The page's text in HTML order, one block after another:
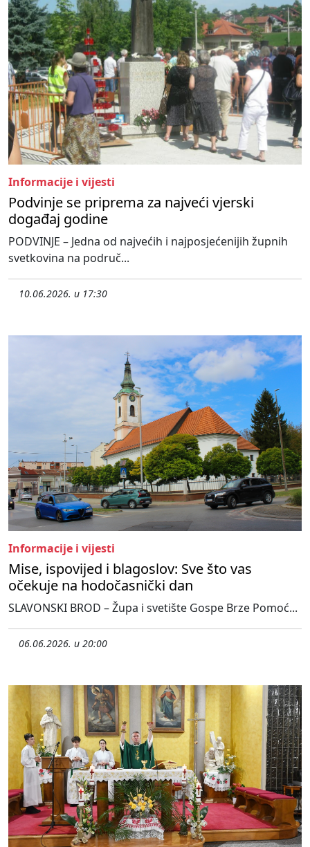
Informacije i vijesti
Podvinje se priprema za najveći vjerski
događaj godine
PODVINJE – Jedna od najvećih i najposjećenijih župnih
svetkovina na područ...
10.06.2026. u 17:30
Informacije i vijesti
Mise, ispovijed i blagoslov: Sve što vas
očekuje na hodočasnički dan
SLAVONSKI BROD – Župa i svetište Gospe Brze Pomoć...
06.06.2026. u 20:00